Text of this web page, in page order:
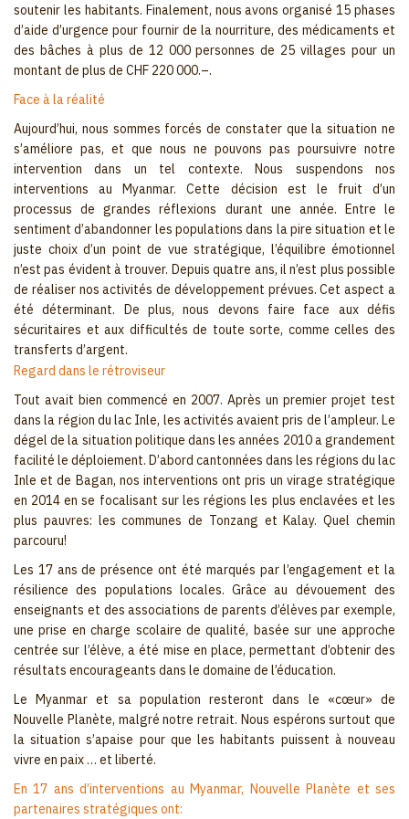
soutenir les habitants. Finalement, nous avons organisé 15 phases
d’aide d’urgence pour fournir de la nourriture, des médicaments et
des bâches à plus de 12 000 personnes de 25 villages pour un
montant de plus de CHF 220 000.–.
Face à la réalité
Aujourd’hui, nous sommes forcés de constater que la situation ne
s’améliore pas, et que nous ne pouvons pas poursuivre notre
intervention dans un tel contexte. Nous suspendons nos
interventions au Myanmar. Cette décision est le fruit d’un
processus de grandes réflexions durant une année. Entre le
sentiment d’abandonner les populations dans la pire situation et le
juste choix d’un point de vue stratégique, l’équilibre émotionnel
n’est pas évident à trouver. Depuis quatre ans, il n’est plus possible
de réaliser nos activités de développement prévues. Cet aspect a
été déterminant. De plus, nous devons faire face aux défis
sécuritaires et aux difficultés de toute sorte, comme celles des
transferts d’argent.
Regard dans le rétroviseur
Tout avait bien commencé en 2007. Après un premier projet test
dans la région du lac Inle, les activités avaient pris de l’ampleur. Le
dégel de la situation politique dans les années 2010 a grandement
facilité le déploiement. D’abord cantonnées dans les régions du lac
Inle et de Bagan, nos interventions ont pris un virage stratégique
en 2014 en se focalisant sur les régions les plus enclavées et les
plus pauvres: les communes de Tonzang et Kalay. Quel chemin
parcouru!
Les 17 ans de présence ont été marqués par l’engagement et la
résilience des populations locales. Grâce au dévouement des
enseignants et des associations de parents d’élèves par exemple,
une prise en charge scolaire de qualité, basée sur une approche
centrée sur l’élève, a été mise en place, permettant d’obtenir des
résultats encourageants dans le domaine de l’éducation.
Le Myanmar et sa population resteront dans le «cœur» de
Nouvelle Planète, malgré notre retrait. Nous espérons surtout que
la situation s’apaise pour que les habitants puissent à nouveau
vivre en paix … et liberté.
En 17 ans d’interventions au Myanmar, Nouvelle Planète et ses
partenaires stratégiques ont: